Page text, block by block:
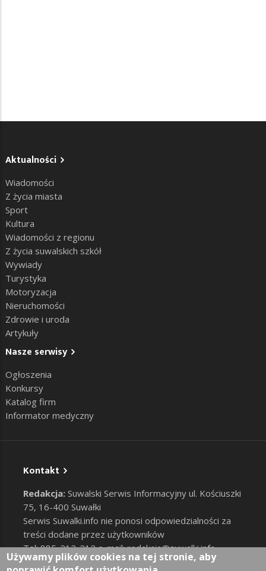
Aktualności
Wiadomości
Z życia miasta
Sport
Kultura
Wiadomości z regionu
Z życia suwalskich szkół
Wywiady
Turystyka
Motoryzacja
Nieruchomości
Zdrowie i uroda
Artykuły
Nasze serwisy
Ogłoszenia
Konkursy
Katalog firm
Informator medyczny
Kontakt
Redakcja: Suwalski Serwis Informacyjny ul. Kościuszki
75, 16-400 Suwałki
Serwis Suwalki.info nie ponosi odpowiedzialności za
treści dodane przez użytkowników
Tel: 885-212-212 e-mail:redakcja@suwalki.info,
reklama@suwalki.info
Używamy plików cookies na tej stronie, aby